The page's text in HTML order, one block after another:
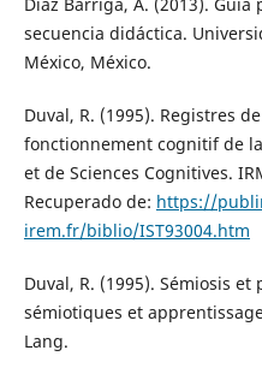
secuencia didáctica.
México, México.
Duval, R. (1995). Registres
fonctionnement cognitif de
et de Sciences Cognitives.
Recuperado de: https://
irem.fr/biblio/IST93004.htm
Duval, R. (1995). Sémiosis
sémiotiques et
Lang.